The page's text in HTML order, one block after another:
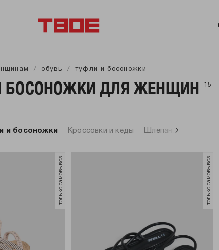
обувь туфли и босоножки
БОСОНОЖКИ ДЛЯ ЖЕНЩИН 15
и босоножки Кроссовки и кеды Шлепанцы
только самовывоз только самовывоз